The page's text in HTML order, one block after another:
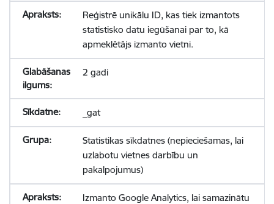
Reģistrē unikālu ID, kas tiek izmantots
statistisko datu iegūšanai par to, kā
apmeklētājs izmanto vietni.
2 gadi
_gat
Statistikas sīkdatnes (nepieciešamas, lai
uzlabotu vietnes darbību un
pakalpojumus)
Izmanto Google Analytics, lai samazinātu